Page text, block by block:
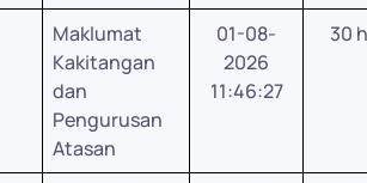
Maklumat
Kakitangan
dan
Pengurusan
Atasan
01-08-
2026
11:46:27
30